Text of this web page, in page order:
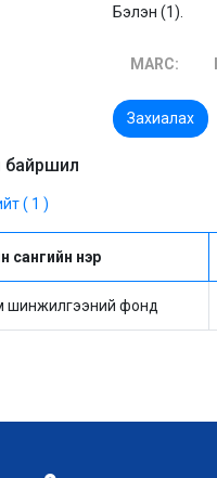
Бэлэн (1).
MARC:
Захиалах
( 1 )
сангийн нэр
шинжилгээний фонд